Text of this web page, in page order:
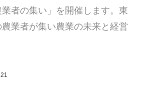
者の集い」を開催します。東
業者が集い農業の未来と経営